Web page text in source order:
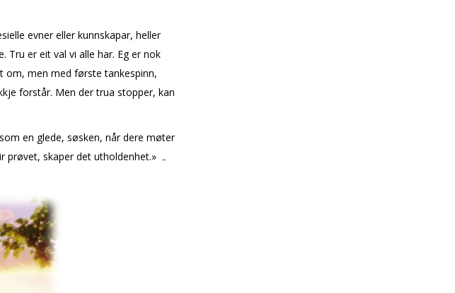
evner eller kunnskapar, heller
Tru er eit val vi alle har. Eg er nok
om, men med første tankespinn,
forstår. Men der trua stopper, kan
en glede, søsken, når dere møter
prøvet, skaper det utholdenhet.» –